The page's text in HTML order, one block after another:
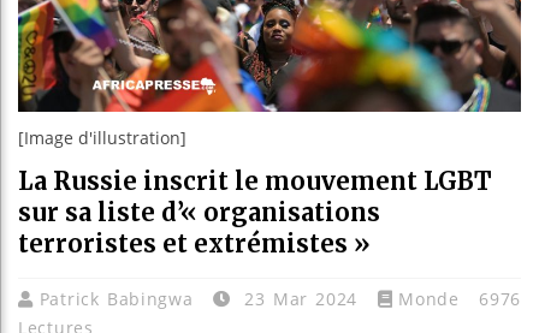
[Image d'illustration]
La Russie inscrit le mouvement LGBT
sur sa liste d’« organisations
terroristes et extrémistes »
Patrick Babingwa 23 Mar 2024 Monde
6976
Lectures